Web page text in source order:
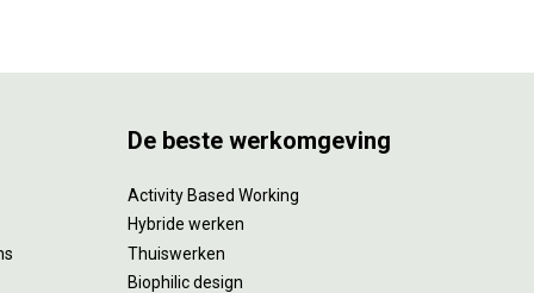
De beste werkomgeving
Activity Based Working
Hybride werken
Thuiswerken
Biophilic design